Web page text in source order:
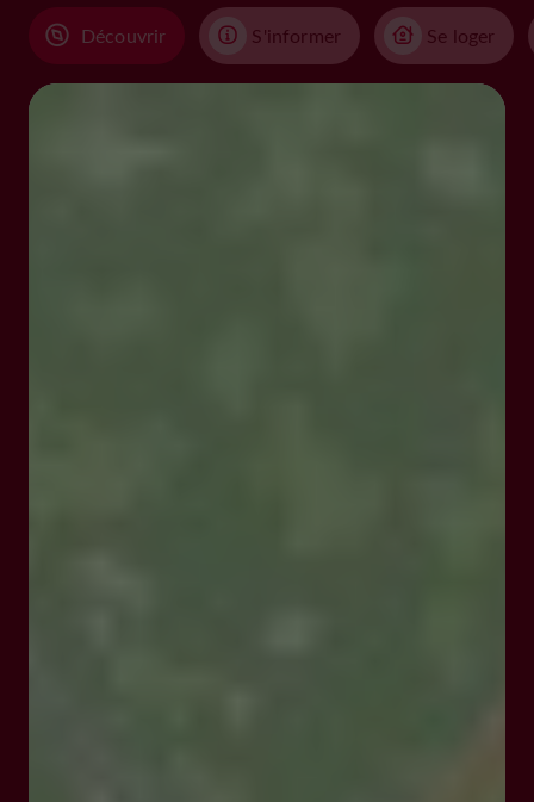
Découvrir S'informer Se loger